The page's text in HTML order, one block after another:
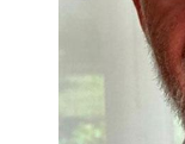
principales
configurar el perfil
Por último, se
proyectos de